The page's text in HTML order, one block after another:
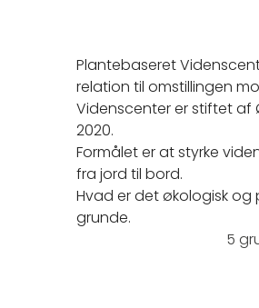
Plantebaseret
relation til omstillingen
Videnscenter er stiftet af
2020.
Formålet er at styrke
fra jord til bord.
Hvad er det økologisk og
grunde.
5